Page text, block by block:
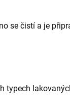
se čistí a je
typech